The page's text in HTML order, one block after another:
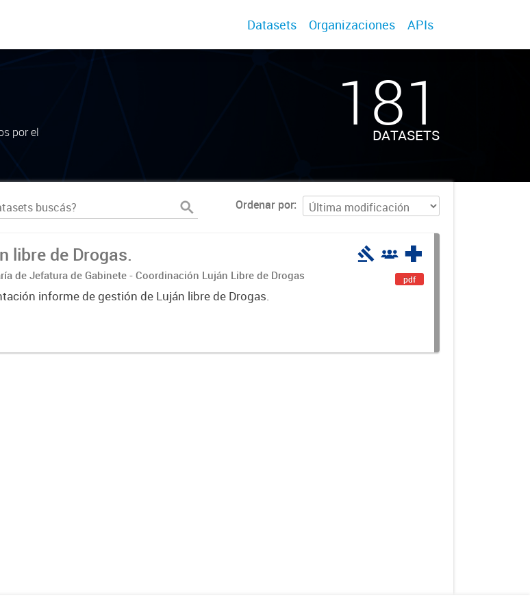
Datasets Organizaciones APIs
por el
181
DATASETS
Ordenar por
libre de Drogas.
de Jefatura de Gabinete - Coordinación Luján Libre de Drogas
informe de gestión de Luján libre de Drogas.
pdf